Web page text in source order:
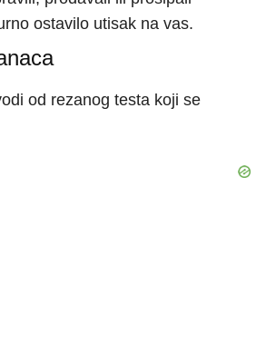
ostavilo utisak na vas.
od rezanog testa koji se